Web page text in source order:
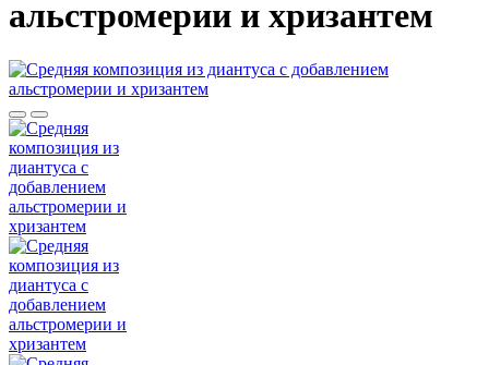
альстромерии и хризантем